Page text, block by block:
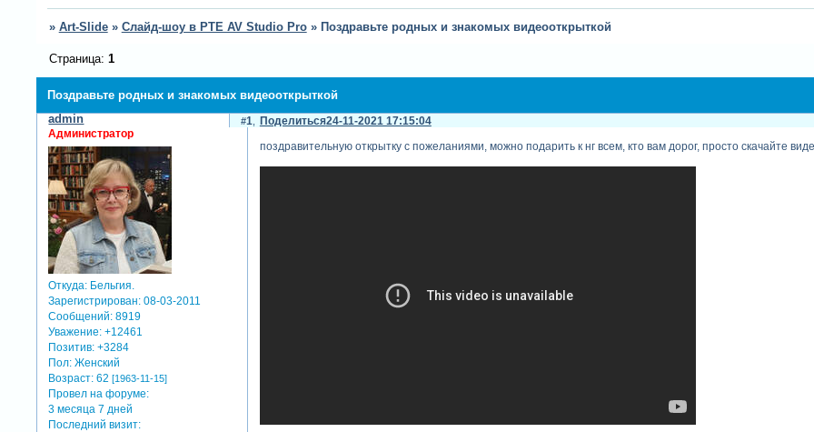
» Art-Slide » Слайд-шоу в PTE AV Studio Pro » Поздравьте родных и знакомых видеооткрыткой
Поздравьте родных и знакомых видеооткрыткой
Страница: 1
Поделиться
1 24-11-2021 17:15:04
admin
Администратор
Откуда: Бельгия.
Зарегистрирован: 08-03-2011
Сообщений: 8919
Уважение: +12461
Позитив: +3284
Пол: Женский
Возраст: 62[1963-11-15]
Провел на форуме:
3 месяца 7 дней
Последний визит:
поздравительную открытку с пожеланиями, можно подарить к нг всем, кто вам дорог, просто скачайте